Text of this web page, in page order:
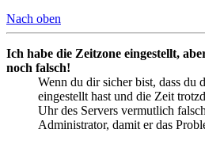
Nach oben
Ich habe die Zeitzone eingestellt,
noch falsch!
Wenn du dir sicher bist, dass du
eingestellt hast und die Zeit
Uhr des Servers vermutlich
Administrator, damit er das